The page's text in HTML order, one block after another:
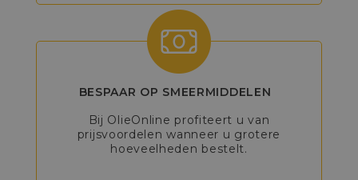
BESPAAR OP SMEERMIDDELEN
Bij OlieOnline profiteert u van
prijsvoordelen wanneer u grotere
hoeveelheden bestelt.